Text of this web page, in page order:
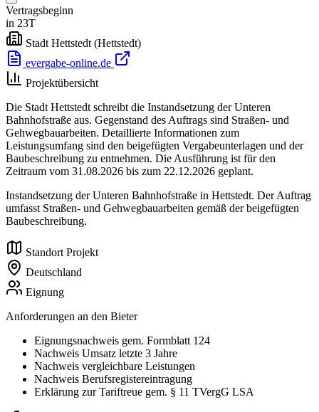
Vertragsbeginn
in 23T
Stadt Hettstedt (Hettstedt)
evergabe-online.de
Projektübersicht
Die Stadt Hettstedt schreibt die Instandsetzung der Unteren
Bahnhofstraße aus. Gegenstand des Auftrags sind Straßen- und
Gehwegbauarbeiten. Detaillierte Informationen zum
Leistungsumfang sind den beigefügten Vergabeunterlagen und der
Baubeschreibung zu entnehmen. Die Ausführung ist für den
Zeitraum vom 31.08.2026 bis zum 22.12.2026 geplant.
Instandsetzung der Unteren Bahnhofstraße in Hettstedt. Der Auftrag
umfasst Straßen- und Gehwegbauarbeiten gemäß der beigefügten
Baubeschreibung.
Standort Projekt
Deutschland
Eignung
Anforderungen an den Bieter
Eignungsnachweis gem. Formblatt 124
Nachweis Umsatz letzte 3 Jahre
Nachweis vergleichbare Leistungen
Nachweis Berufsregistereintragung
Erklärung zur Tariftreue gem. § 11 TVergG LSA